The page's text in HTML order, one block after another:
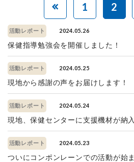
1 2
活動レポート 2024.05.26
保健指導勉強会を開催しました！
活動レポート 2024.05.25
現地から感謝の声をお届けします！
活動レポート 2024.05.24
現地、保健センターに支援機材が納
活動レポート 2024.05.23
ついにコンポンレーンでの活動が始